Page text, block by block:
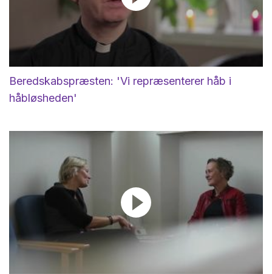
Beredskabspræsten: 'Vi repræsenterer håb i
håbløsheden'